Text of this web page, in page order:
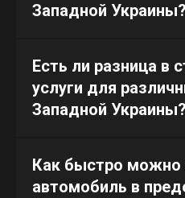
Западной Украины?
Есть ли разница в
услуги для
Западной Украины?
Как быстро можно
автомобиль в